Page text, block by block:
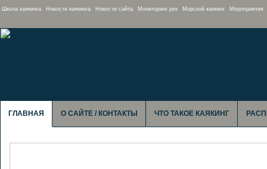
Школа каякинга Новости каякинга Новости сайта Мониторинг рек Морской каякинг Мероприятия
ГЛАВНАЯ О САЙТЕ / КОНТАКТЫ ЧТО ТАКОЕ КАЯКИНГ